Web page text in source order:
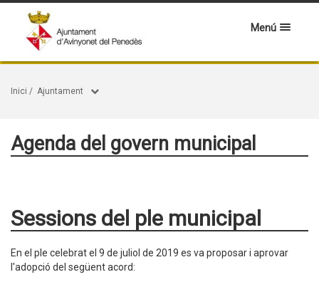
Menú
Inici / Ajuntament
Agenda del govern municipal
Sessions del ple municipal
En el ple celebrat el 9 de juliol de 2019 es va proposar i aprovar
l'adopció del següent acord: